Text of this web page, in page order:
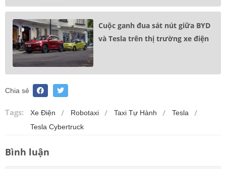
Cuộc ganh đua sát nút giữa BYD
và Tesla trên thị trường xe điện
Chia sẻ
Tags: Xe Điện Robotaxi Taxi Tự Hành
Tesla
Tesla Cybertruck
Bình luận